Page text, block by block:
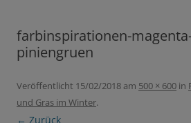
farbinspirationen-
piniengruen
Veröffentlicht 15/02/2018am 500 × 600 in
und Gras im Winter.
← Zurück